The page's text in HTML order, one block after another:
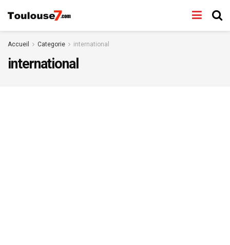
Accueil Categorie international
international